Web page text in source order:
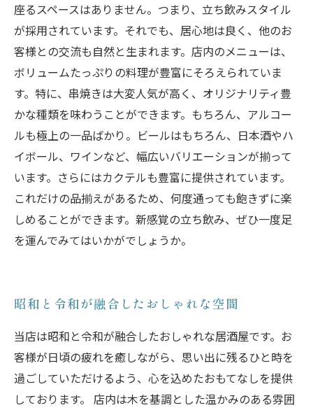
座るスペースはありません。つまり、立ち飲みスタイル
が採用されています。それでも、居心地は良く、他のお
客様との交流も自然と生まれます。店内のメニューは、
ボリュームたっぷりの料理が豊富にそろえられていま
す。特に、串焼きは大変人気が高く、オリジナリティ豊
かな種類を味わうことができます。もちろん、アルコー
ルも極上の一品ばかり。ビールはもちろん、日本酒やハ
イボール、ワインなど、幅広いバリエーションが揃って
います。さらにはカクテルも豊富に提供されています。
これだけの品揃えがあるため、何度通っても飽きずに楽
しめることができます。新感覚の立ち飲み、ぜひ一度足
を運んでみてはいかがでしょうか。
昭和と令和が融合したおしゃれな空間
当店は昭和と令和が融合したおしゃれな居酒屋です。お
客様が日頃の疲れを癒しながら、思い出に残るひと時を
過ごしていただけるよう、心を込めたおもてなしを提供
しております。 店内は木を基調とした温かみのある雰囲